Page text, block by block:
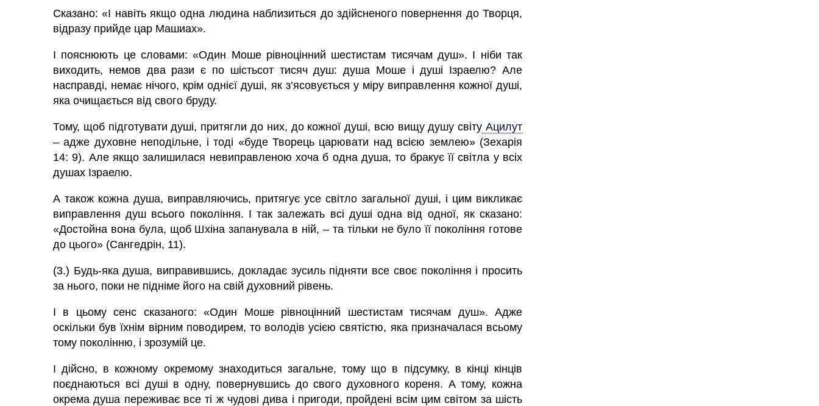
Сказано: «І навіть якщо одна людина наблизиться до здійсненого повернення до Творця,
відразу прийде цар Машиах».
І пояснюють це словами: «Один Моше рівноцінний шестистам тисячам душ». І ніби так
виходить, немов два рази є по шістьсот тисяч душ: душа Моше і душі Ізраелю? Але
насправді, немає нічого, крім однієї душі, як з’ясовується у міру виправлення кожної душі,
яка очищається від свого бруду.
Тому, щоб підготувати душі, притягли до них, до кожної душі, всю вищу душу світу Ацилут
– адже духовне неподільне, і тоді «буде Творець царювати над всією землею» (Зехарія
14: 9). Але якщо залишилася невиправленою хоча б однадуша, то бракує її світла у всіх
душах Ізраелю.
А також кожна душа, виправляючись, притягує усе світло загальної душі, і цим викликає
виправлення душ всього покоління. І так залежать всі душі одна від одної, як сказано:
«Достойна вона була, щоб Шхіна запанувала в ній, – та тільки не було її покоління готове
до цього» (Сангедрін, 11).
(3.) Будь-якадуша, виправившись, докладає зусиль підняти все своє покоління і просить
за нього, поки не підніме його на свій духовний рівень.
І в цьому сенс сказаного: «Один Моше рівноцінний шестистам тисячам душ». Адже
оскільки був їхнім вірним поводирем, то володів усією святістю, яка призначалася всьому
тому поколінню, і зрозумій це.
І дійсно, в кожному окремому знаходиться загальне, тому що в підсумку, в кінці кінців
поєднаються всі душі в одну, повернувшись до свого духовного кореня. А тому, кожна
окрема душа переживає все ті ж чудові дива і пригоди, пройдені всім цим світом за шість